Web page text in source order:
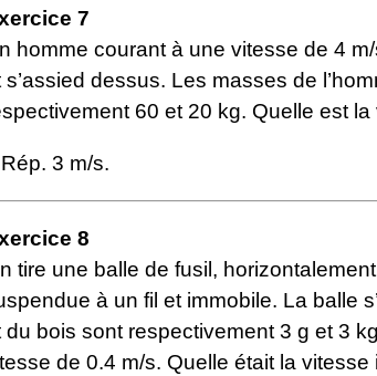
7
homme courant à une vitesse de 4
s’assied dessus. Les masses de
60 et 20 kg. Quelle est
Rép. 3 m/s.
8
tire une balle de fusil,
à un fil et immobile. La balle
du bois sont respectivement 3 g et 3
de 0.4 m/s. Quelle était la vitesse